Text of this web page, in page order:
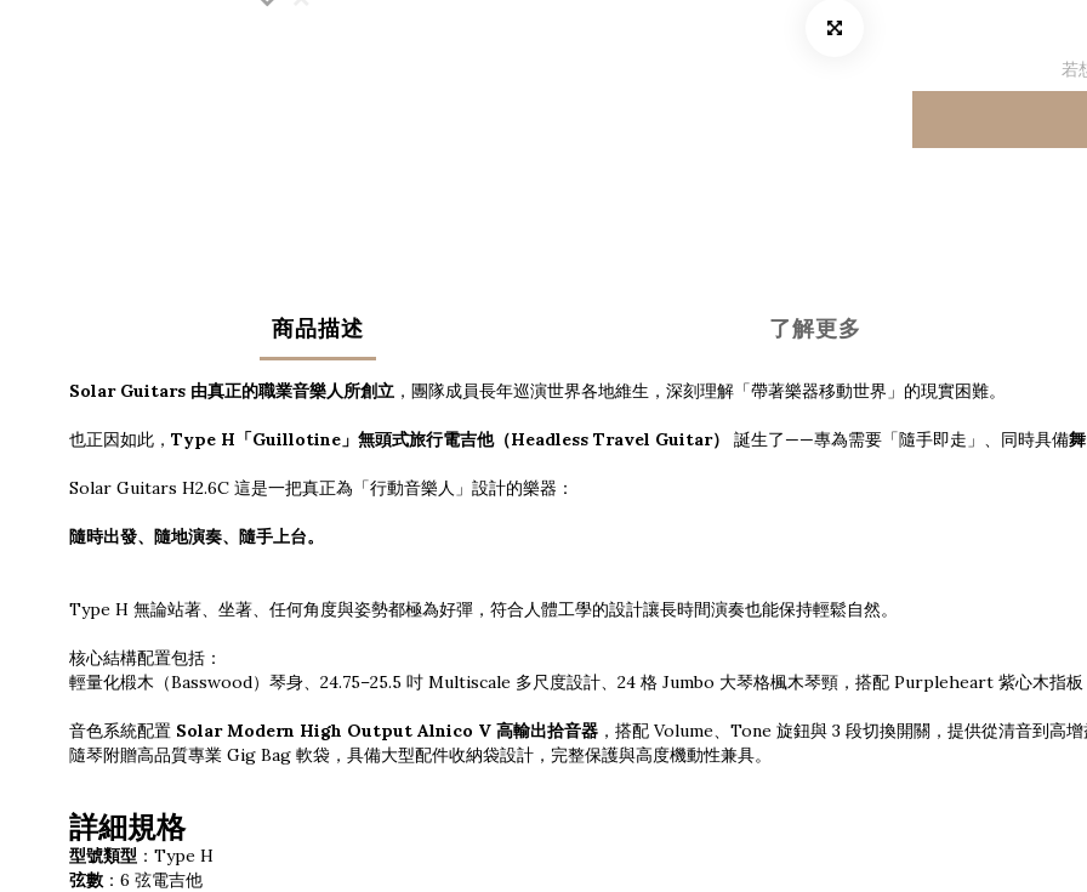
若
商品描述 了解更多
Solar Guitars 由真正的職業音樂人所創立 ，團隊成員長年巡演世界各地維生，深刻理解「帶著樂器移動世界」的現實困難。
也正因如此， Type H「Guillotine」無頭式旅行電吉他（Headless Travel Guitar） 誕生了——專為需要「隨手即走」、同時具備
Solar Guitars H2.6C 這是一把真正為「行動音樂人」設計的樂器：
隨時出發、隨地演奏、隨手上台。
Type H 無論站著、坐著、任何角度與姿勢都極為好彈，符合人體工學的設計讓長時間演奏也能保持輕鬆自然。
核心結構配置包括：
輕量化椴木（Basswood）琴身、24.75–25.5 吋 Multiscale 多尺度設計、24 格 Jumbo 大琴格楓木琴頸，搭配 Purpleheart 紫心木指板
音色系統配置 Solar Modern High Output Alnico V 高輸出拾音器 ，搭配 Volume、Tone 旋鈕與 3 段切換開關，提供從清音到高
隨琴附贈高品質專業 Gig Bag 軟袋，具備大型配件收納袋設計，完整保護與高度機動性兼具。
詳細規格
型號類型 ：Type H
弦數 ：6 弦電吉他